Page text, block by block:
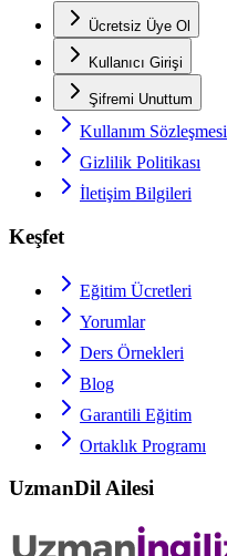
Ücretsiz Üye Ol
Kullanıcı Girişi
Şifremi Unuttum
Kullanım Sözleşmesi
Gizlilik Politikası
İletişim Bilgileri
Keşfet
Eğitim Ücretleri
Yorumlar
Ders Örnekleri
Blog
Garantili Eğitim
Ortaklık Programı
UzmanDil Ailesi